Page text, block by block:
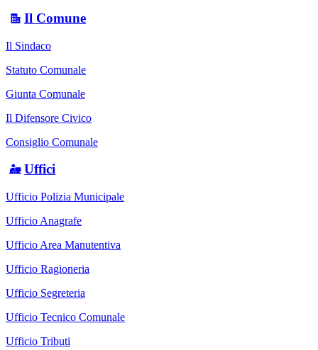
Il Comune
Il Sindaco
Statuto Comunale
Giunta Comunale
Il Difensore Civico
Consiglio Comunale
Uffici
Ufficio Polizia Municipale
Ufficio Anagrafe
Ufficio Area Manutentiva
Ufficio Ragioneria
Ufficio Segreteria
Ufficio Tecnico Comunale
Ufficio Tributi